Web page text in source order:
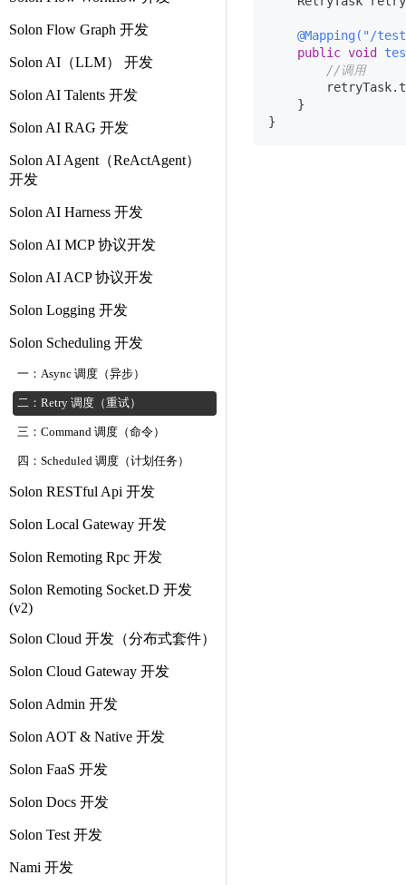
Solon Flow Graph 开发
Solon AI（LLM） 开发
Solon AI Talents 开发
Solon AI RAG 开发
Solon AI Agent（ReActAgent）
开发
Solon AI Harness 开发
Solon AI MCP 协议开发
Solon AI ACP 协议开发
Solon Logging 开发
Solon Scheduling 开发
一：Async 调度（异步）
二：Retry 调度（重试）
三：Command 调度（命令）
四：Scheduled 调度（计划任务）
Solon RESTful Api 开发
Solon Local Gateway 开发
Solon Remoting Rpc 开发
Solon Remoting Socket.D 开发
(v2)
Solon Cloud 开发（分布式套件）
Solon Cloud Gateway 开发
Solon Admin 开发
Solon AOT & Native 开发
Solon FaaS 开发
Solon Docs 开发
Solon Test 开发
Nami 开发
@Mapping("/
public void
//调用
    }